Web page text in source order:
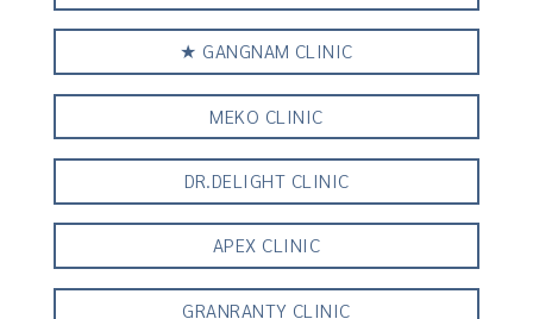
★ GANGNAM CLINIC
MEKO CLINIC
DR.DELIGHT CLINIC
APEX CLINIC
GRANRANTY CLINIC